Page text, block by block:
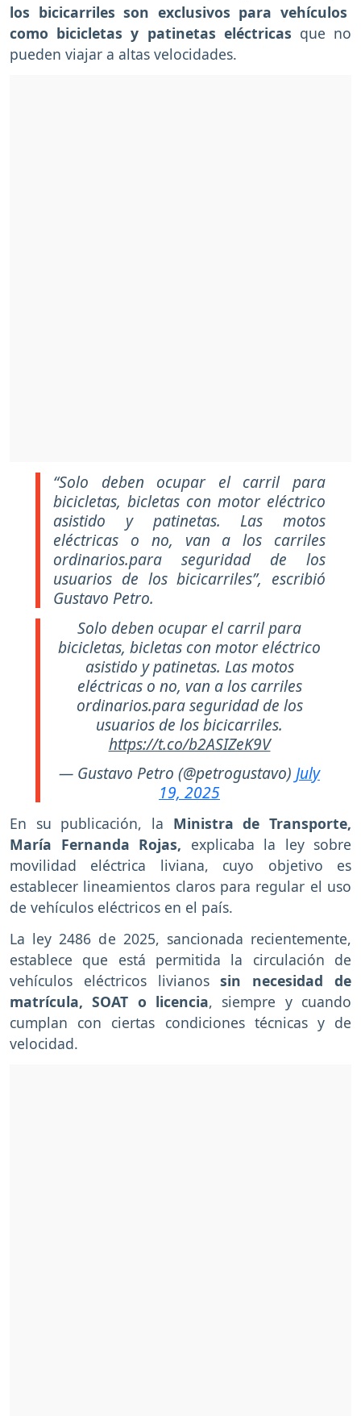
los bicicarriles son exclusivos para vehículos
como bicicletas y patinetas eléctricas que no
pueden viajar a altas velocidades.
“Solo deben ocupar el carril para
bicicletas, bicletas con motor eléctrico
asistido y patinetas. Las motos
eléctricas o no, van a los carriles
ordinarios.para seguridad de los
usuarios de los bicicarriles”, escribió
Gustavo Petro.
Solo deben ocupar el carril para
bicicletas, bicletas con motor eléctrico
asistido y patinetas. Las motos
eléctricas o no, van a los carriles
ordinarios.para seguridad de los
usuarios de los bicicarriles.
https://t.co/b2ASIZeK9V
— Gustavo Petro (@petrogustavo) July
19, 2025
En su publicación, la Ministra de Transporte,
María Fernanda Rojas, explicaba la ley sobre
movilidad eléctrica liviana, cuyo objetivo es
establecer lineamientos claros para regular el uso
de vehículos eléctricos en el país.
La ley 2486 de 2025, sancionada recientemente,
establece que está permitida la circulación de
vehículos eléctricos livianossin necesidad de
matrícula, SOAT o licencia, siempre y cuando
cumplan con ciertas condiciones técnicas y de
velocidad.